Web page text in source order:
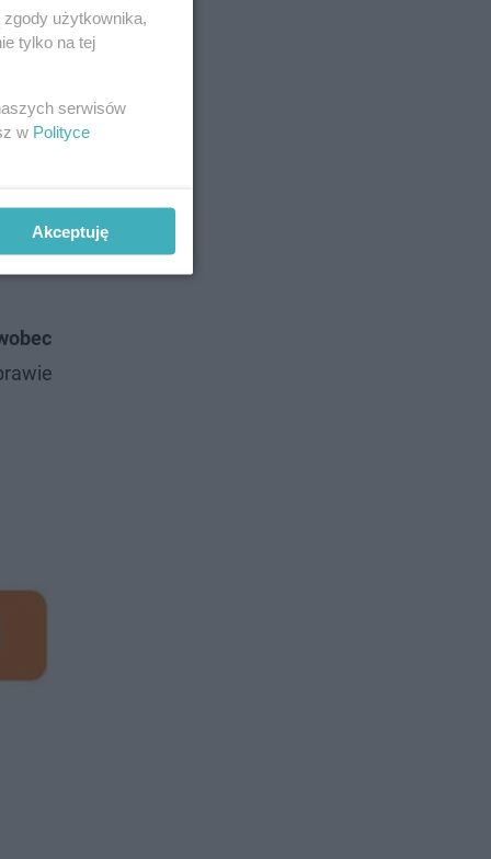
użytkownika,
tylko na tej
serwisów
w Polityce
Akceptuję